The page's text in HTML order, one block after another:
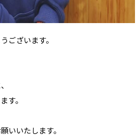
ございます。
す。
いいたします。